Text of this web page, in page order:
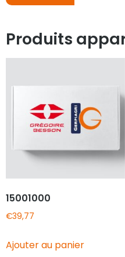
Produits
15001000
€39,77
Ajouter au panier